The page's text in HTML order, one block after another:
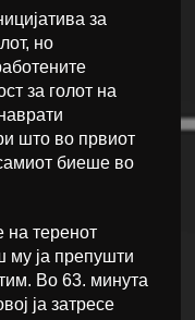
за
но
за голот на
што во првиот
биеше во
на теренот
му ја препушти
Во 63. минута
ја затресе